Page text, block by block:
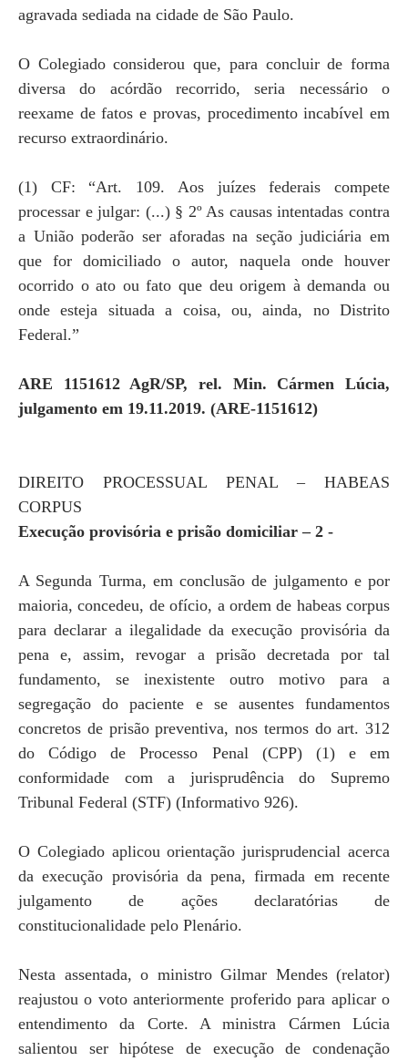
agravada sediada na cidade de São Paulo.
O Colegiado considerou que, para concluir de forma
diversa do acórdão recorrido, seria necessário o
reexame de fatos e provas, procedimento incabível em
recurso extraordinário.
(1) CF: “Art. 109. Aos juízes federais compete
processar e julgar: (...) § 2º As causas intentadas contra
a União poderão ser aforadas na seção judiciária em
que for domiciliado o autor, naquela onde houver
ocorrido o ato ou fato que deu origem à demanda ou
onde esteja situada a coisa, ou, ainda, no Distrito
Federal.”
ARE 1151612 AgR/SP, rel. Min. Cármen Lúcia,
julgamento em 19.11.2019. (ARE-1151612)
DIREITO PROCESSUAL PENAL – HABEAS
CORPUS
Execução provisória e prisão domiciliar – 2 -
A Segunda Turma, em conclusão de julgamento e por
maioria, concedeu, de ofício, a ordem de habeas corpus
para declarar a ilegalidade da execução provisória da
pena e, assim, revogar a prisão decretada por tal
fundamento, se inexistente outro motivo para a
segregação do paciente e se ausentes fundamentos
concretos de prisão preventiva, nos termos do art. 312
do Código de Processo Penal (CPP) (1) e em
conformidade com a jurisprudência do Supremo
Tribunal Federal (STF) (Informativo 926).
O Colegiado aplicou orientação jurisprudencial acerca
da execução provisória da pena, firmada em recente
julgamento de ações declaratórias de
constitucionalidade pelo Plenário.
Nesta assentada, o ministro Gilmar Mendes (relator)
reajustou o voto anteriormente proferido para aplicar o
entendimento da Corte. A ministra Cármen Lúcia
salientou ser hipótese de execução de condenação